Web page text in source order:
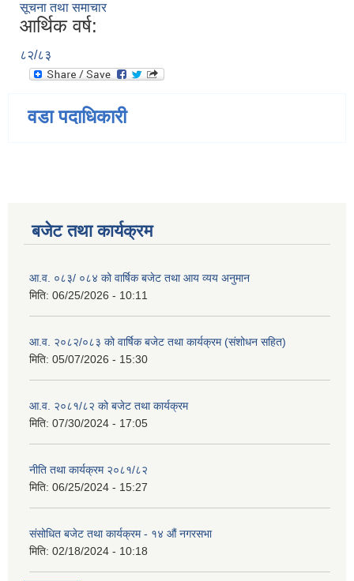
सूचना तथा समाचार
आर्थिक वर्ष:
८२/८३
वडा पदाधिकारी
बजेट तथा कार्यक्रम
आ.व. ०८३/ ०८४ को वार्षिक बजेट तथा आय व्यय अनुमान
मिति: 06/25/2026 - 10:11
आ.व. २०८२/०८३ को वार्षिक बजेट तथा कार्यक्रम (संशोधन सहित)
मिति: 05/07/2026 - 15:30
आ.व. २०८१/८२ को बजेट तथा कार्यक्रम
मिति: 07/30/2024 - 17:05
नीति तथा कार्यक्रम २०८१/८२
मिति: 06/25/2024 - 15:27
संसोधित बजेट तथा कार्यक्रम - १४ औं नगरसभा
मिति: 02/18/2024 - 10:18